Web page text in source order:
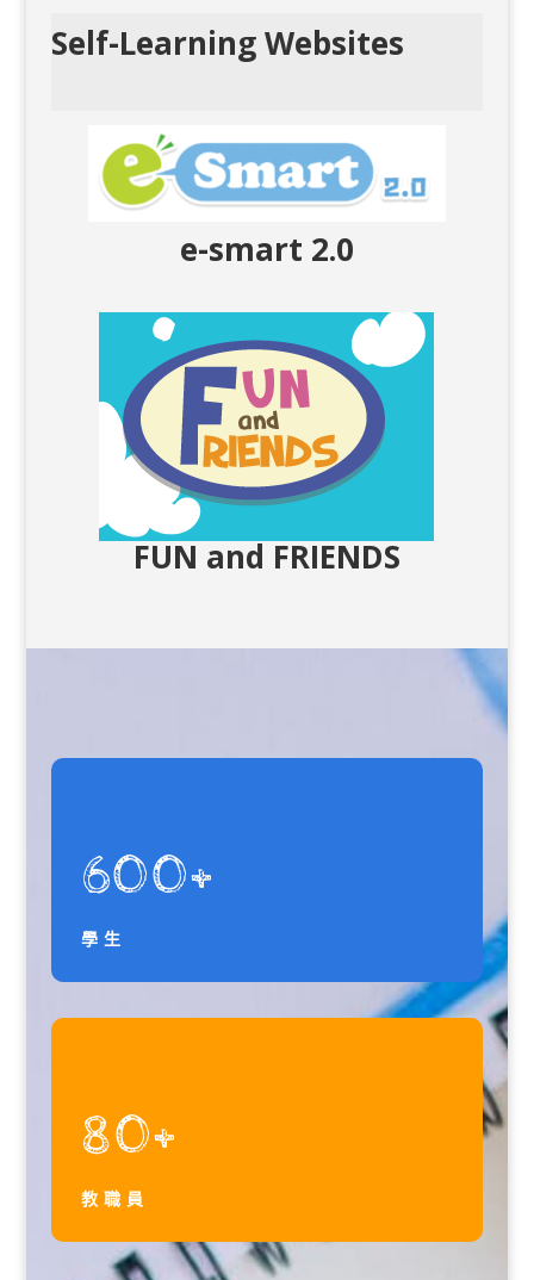
Self-Learning Websites
e-smart 2.0
FUN and FRIENDS
600+
學生
80+
教職員